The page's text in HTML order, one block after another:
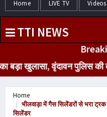
Home LIVE TV Videos
TTI NEWS
खुलासा, वृंदावन पुलिस की
Home
भीलवाड़ा में गैस सिलेंडरों से भरा
सिलेंडर